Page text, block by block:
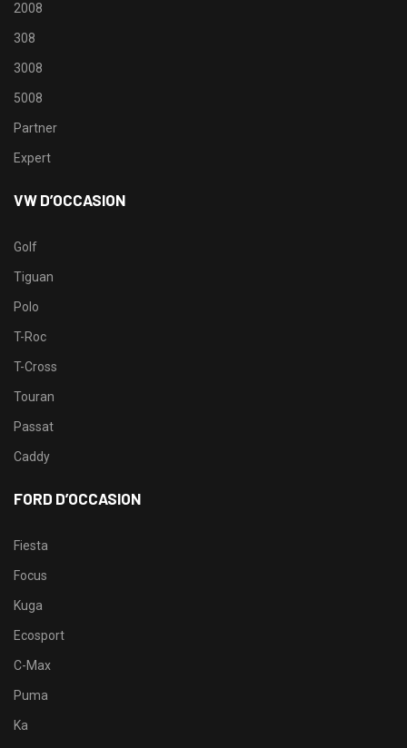
2008
308
3008
5008
Partner
Expert
VW D’OCCASION
Golf
Tiguan
Polo
T-Roc
T-Cross
Touran
Passat
Caddy
FORD D’OCCASION
Fiesta
Focus
Kuga
Ecosport
C-Max
Puma
Ka